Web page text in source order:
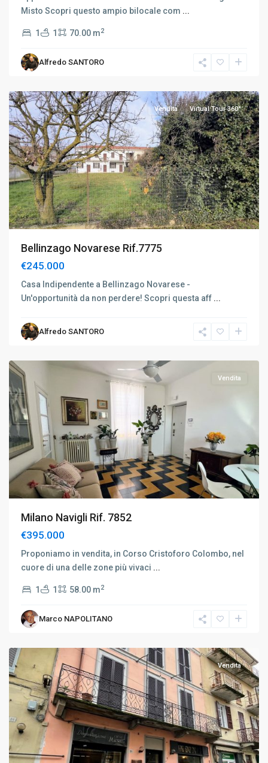
Misto Scopri questo ampio bilocale com ...
1 1 70.00 m2
Alfredo SANTORO
Bellinzago
Vendita Virtual Tour 360°
Bellinzago Novarese Rif.7775
€245.000
Casa Indipendente a Bellinzago Novarese -
Un'opportunità da non perdere! Scopri questa aff ...
Alfredo SANTORO
Navigli-
Ticinese,
Vendita
Milano Navigli Rif. 7852
€395.000
Proponiamo in vendita, in Corso Cristoforo Colombo, nel
cuore di una delle zone più vivaci ...
1 1 58.00 m2
Marco NAPOLITANO
Vendita